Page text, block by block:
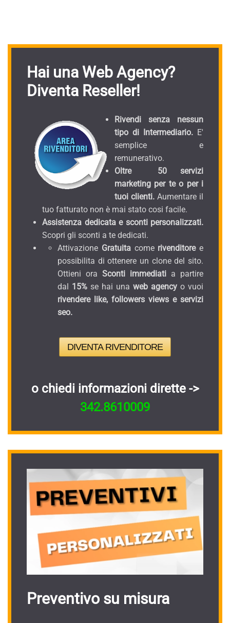
Hai una Web Agency?
Diventa Reseller!
Rivendi senza nessun
tipo di Intermediario. E'
semplice e
remunerativo.
Oltre 50 servizi
marketing per te o per i
tuoi clienti. Aumentare il
tuo fatturato non è mai stato cosi facile.
Assistenza dedicata e sconti personalizzati.
Scopri gli sconti a te dedicati.
Attivazione Gratuitacomerivenditoree
possibilita di ottenere un clone del sito.
Ottieni ora Sconti immediati a partire
dal 15% se hai una web agency o vuoi
rivendere like, followers views e servizi
seo.
DIVENTA RIVENDITORE
o chiedi informazioni dirette ->
342.8610009
Preventivo su misura